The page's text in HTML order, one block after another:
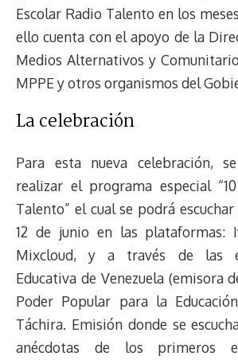
Escolar Radio Talento en los
ello cuenta con el apoyo de la
Medios Alternativos y
MPPE y otros organismos del
La celebración
Para esta nueva celebración,
realizar el programa especial
Talento” el cual se podrá
12 de junio en las plataformas:
Mixcloud, y a través de las
Educativa de Venezuela (emisora
Poder Popular para la
Táchira. Emisión donde se
anécdotas de los primeros